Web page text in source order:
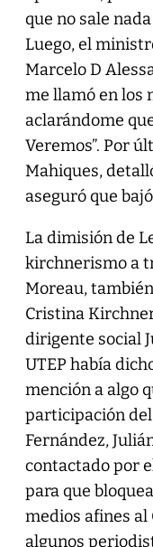
que no sale
Luego, el
Marcelo D
me llamó en los
aclarándome
Veremos”. Por
Mahiques,
aseguró que
La dimisión de
kirchnerismo a
Moreau,
Cristina
dirigente social
UTEP había
mención a algo
participación
Fernández,
contactado por
para que
medios afines al
algunos